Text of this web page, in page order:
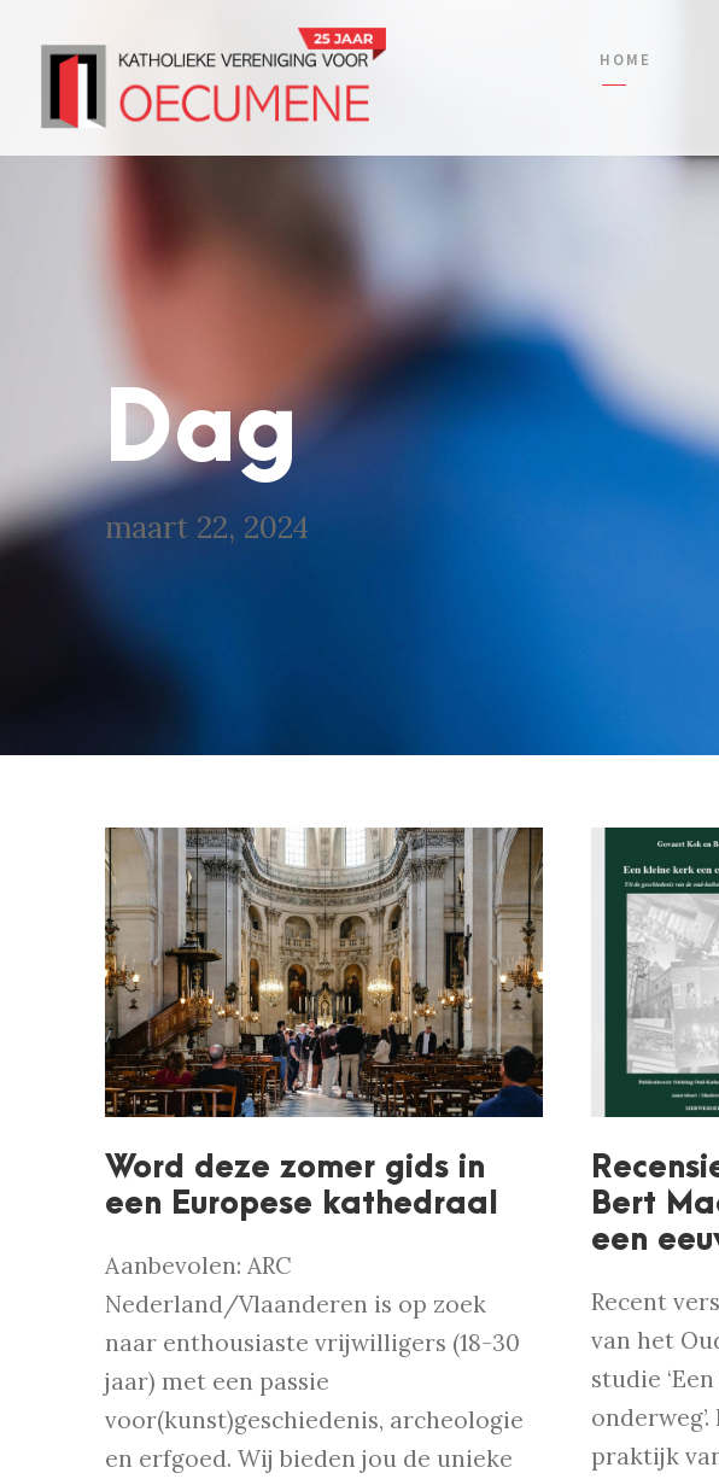
HOME
Dag
maart 22, 2024
Word deze zomer gids in
een Europese kathedraal
Aanbevolen: ARC
Nederland/Vlaanderen is op zoek
naar enthousiaste vrijwilligers (18-30
jaar) met een passie
voor(kunst)geschiedenis, archeologie
en erfgoed. Wij bieden jou de unieke
Bert
een
Recent
van het
studie
praktijk